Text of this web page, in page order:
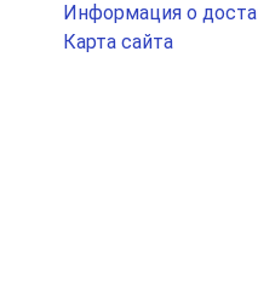
Информация о
Карта сайта